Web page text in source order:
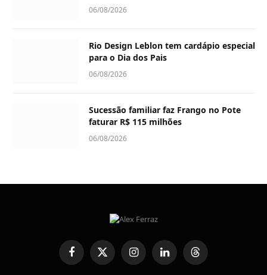
06/08/2026
Rio Design Leblon tem cardápio especial
para o Dia dos Pais
06/08/2026
Sucessão familiar faz Frango no Pote
faturar R$ 115 milhões
06/08/2026
FacebookX
(Twitter)
InstagramLinkedInThreads